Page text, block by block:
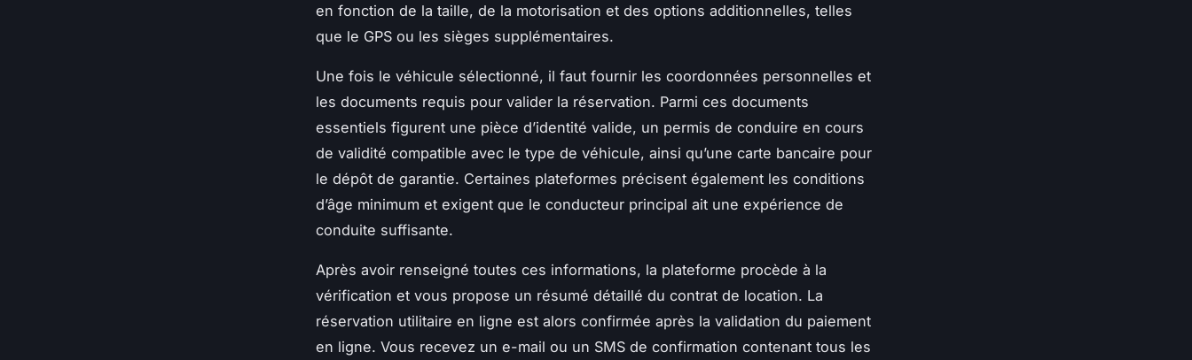
en fonction de la taille, de la motorisation et des options additionnelles, telles
que le GPS ou les sièges supplémentaires.
Une fois le véhicule sélectionné, il faut fournir les coordonnées personnelles et
les documents requis pour valider la réservation. Parmi ces documents
essentiels figurent une pièce d’identité valide, un permis de conduire en cours
de validité compatible avec le type de véhicule, ainsi qu’une carte bancaire pour
le dépôt de garantie. Certaines plateformes précisent également les conditions
d’âge minimum et exigent que le conducteur principal ait une expérience de
conduite suffisante.
Après avoir renseigné toutes ces informations, la plateforme procède à la
vérification et vous propose un résumé détaillé du contrat de location. La
réservation utilitaire en ligne est alors confirmée après la validation du paiement
en ligne. Vous recevez un e-mail ou un SMS de confirmation contenant tous les